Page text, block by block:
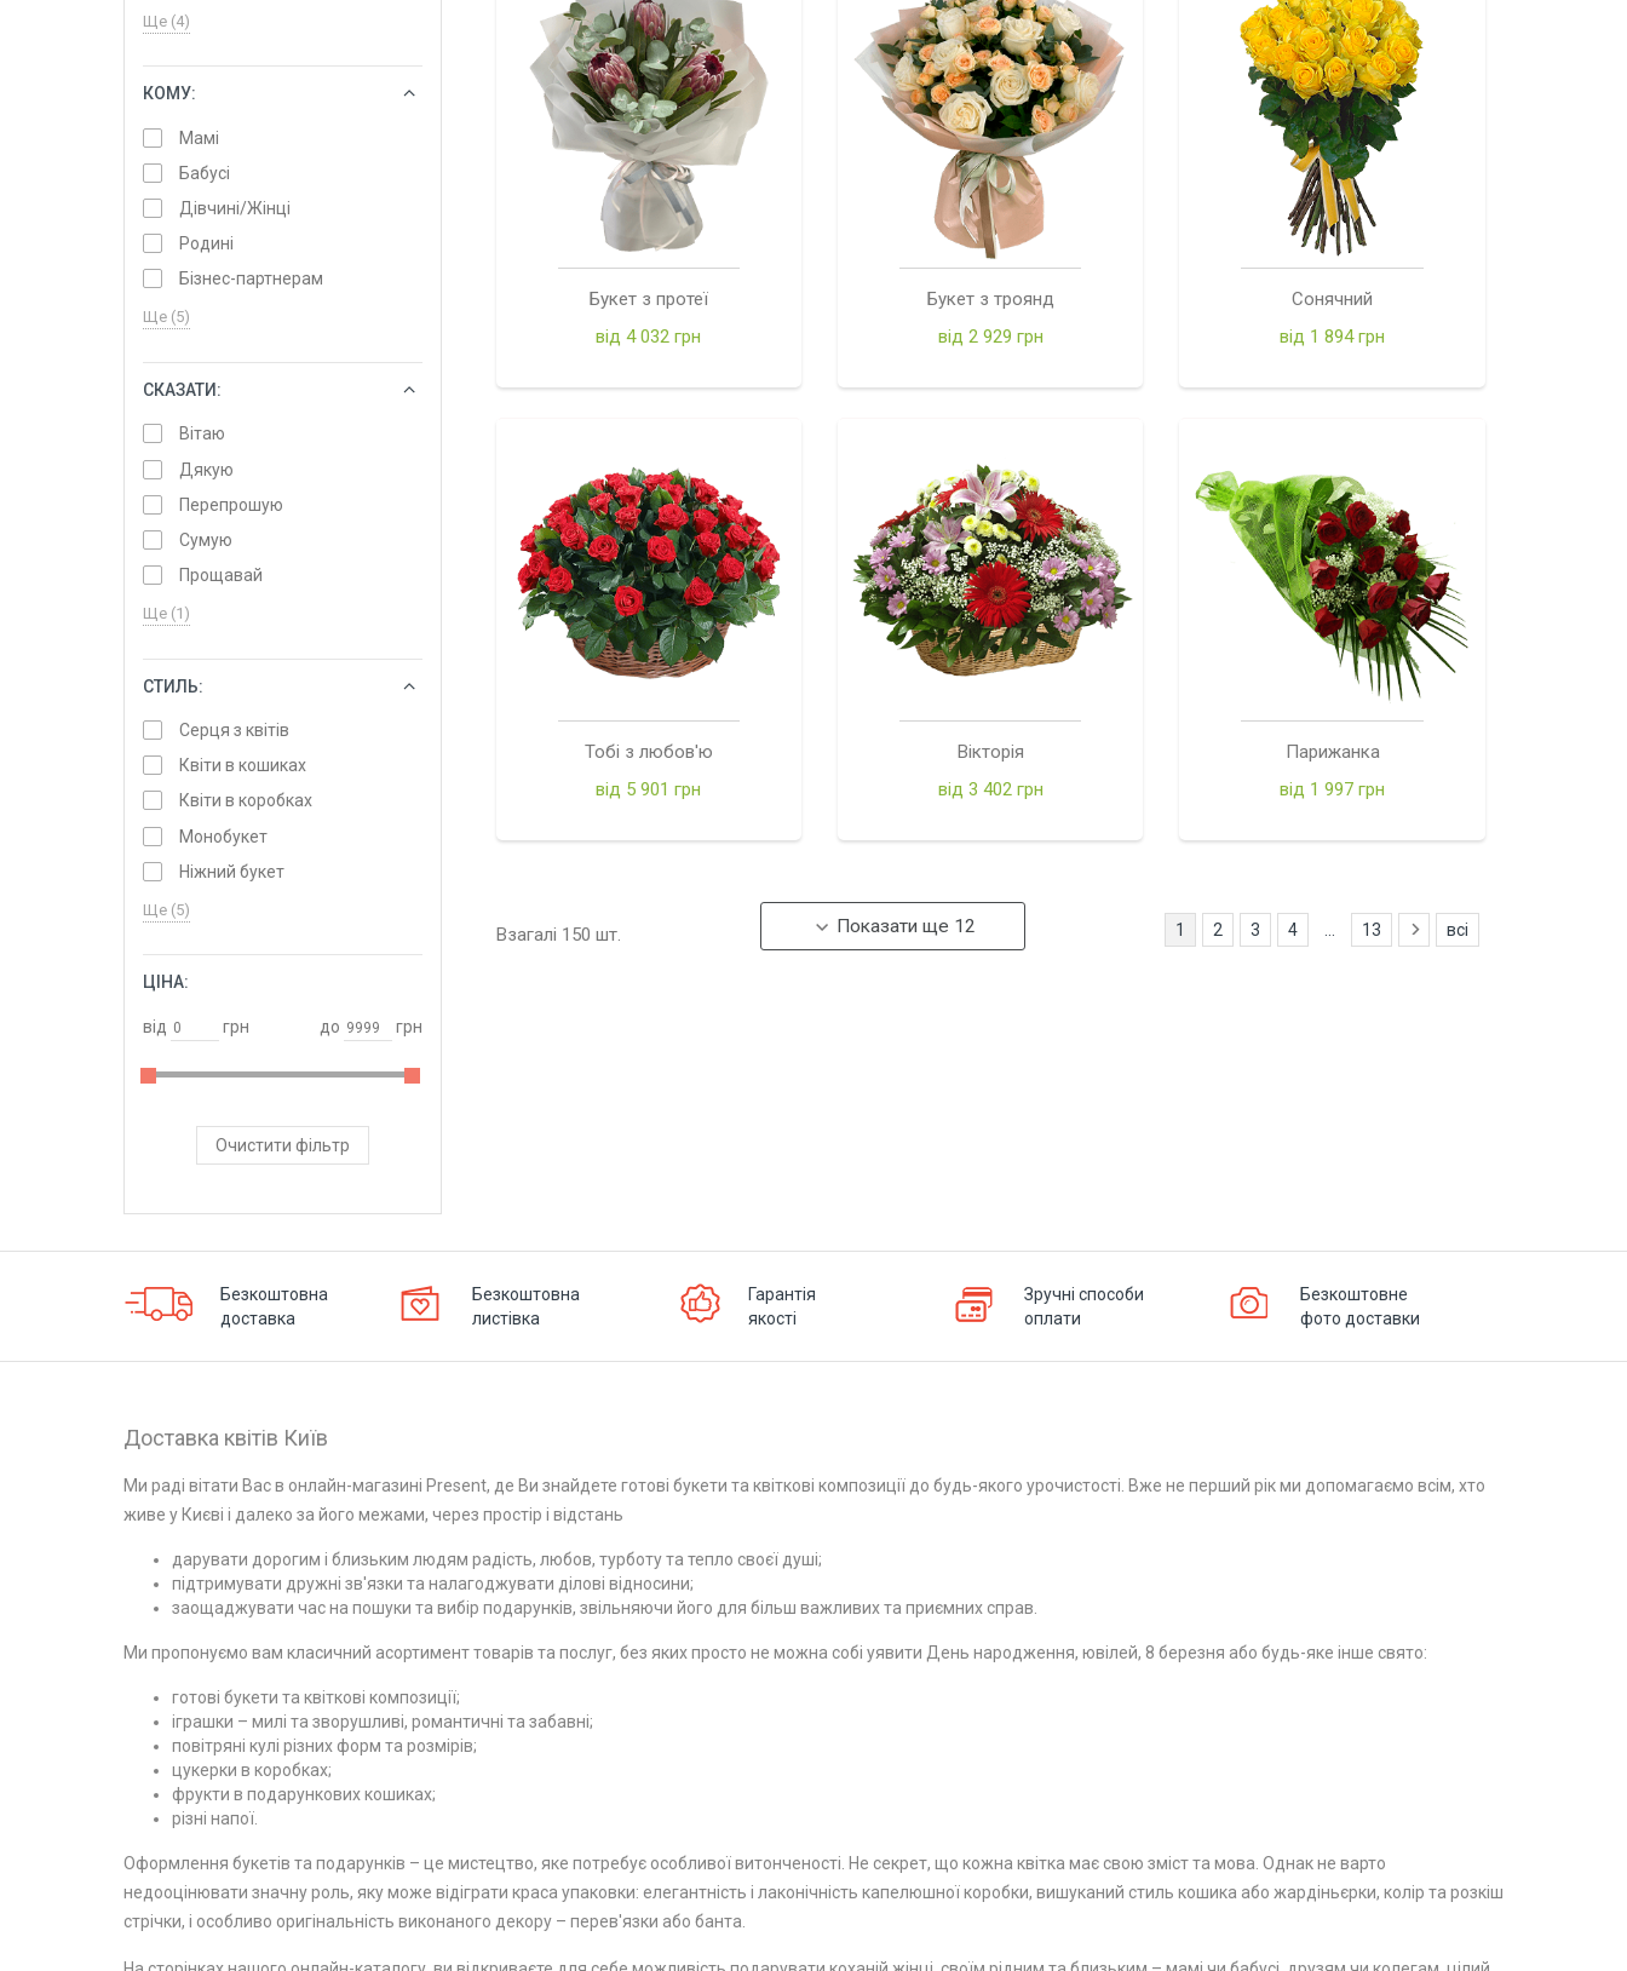
Ще (4)
КОМУ:
Мамі
Бабусі
Дівчині/Жінці
Родині
Бізнес-партнерам
Ще (5)
СКАЗАТИ:
Вітаю
Дякую
Перепрошую
Сумую
Прощавай
Ще (1)
СТИЛЬ:
Серця з квітів
Квіти в кошиках
Квіти в коробках
Монобукет
Ніжний букет
Ще (5)
ЦІНА:
від грн до грн
Очистити фільтр
Букет з протеї
від 4 032 грн
Букет з троянд
від 2 929 грн
Сонячний
від 1 894 грн
Тобі з любов'ю
від 5 901 грн
Вікторія
від 3 402 грн
Парижанка
від 1 997 грн
Взагалі 150 шт. Показати ще 12 1 2 3 4 13 всі
Безкоштовна
доставка
Безкоштовна
листівка
Гарантія
якості
Зручні способи
оплати
Безкоштовне
фото доставки
Доставка квітів Київ
Ми раді вітати Вас в онлайн-магазині Present, де Ви знайдете готові букети та квіткові композиції до будь-якого урочистості. Вже не перший рік ми допомагаємо всім, хто
живе у Києві і далеко за його межами, через простір і відстань
дарувати дорогим і близьким людям радість, любов, турботу та тепло своєї душі;
підтримувати дружні зв'язки та налагоджувати ділові відносини;
заощаджувати час на пошуки та вибір подарунків, звільняючи його для більш важливих та приємних справ.
Ми пропонуємо вам класичний асортимент товарів та послуг, без яких просто не можна собі уявити День народження, ювілей, 8 березня або будь-яке інше свято:
готові букети та квіткові композиції;
іграшки – милі та зворушливі, романтичні та забавні;
повітряні кулі різних форм та розмірів;
цукерки в коробках;
фрукти в подарункових кошиках;
різні напої.
Оформлення букетів та подарунків – це мистецтво, яке потребує особливої ​​витонченості. Не секрет, що кожна квітка має свою зміст та мова. Однак не варто
недооцінювати значну роль, яку може відіграти краса упаковки: елегантність і лаконічність капелюшної коробки, вишуканий стиль кошика або жардіньєрки, колір та розкіш
стрічки, і особливо оригінальність виконаного декору – перев'язки або банта.